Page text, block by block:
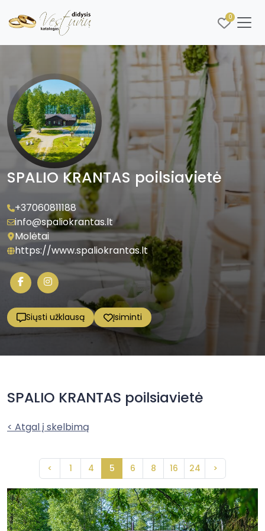
0
SPALIO KRANTAS poilsiavietė
+37060811188
info@spaliokrantas.lt
Molėtai
https://www.spaliokrantas.lt
Siųsti užklausą Įsiminti
SPALIO KRANTAS poilsiavietė
< Atgal į skelbimą
< 1 4 5 6 8 16 24 >